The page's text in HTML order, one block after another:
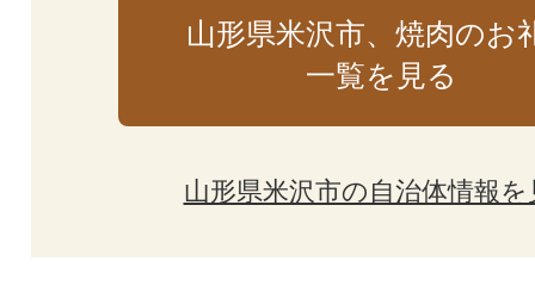
山形県米沢市、焼肉のお
一覧を見る
山形県米沢市の自治体情報を